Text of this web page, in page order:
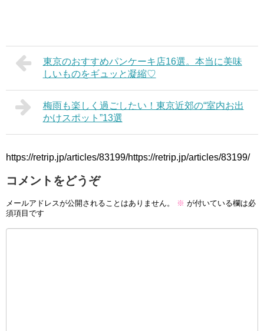
東京のおすすめパンケーキ店16選。本当に美味
しいものをギュッと凝縮♡
梅雨も楽しく過ごしたい！東京近郊の“室内お出
かけスポット”13選
https://retrip.jp/articles/83199/https://retrip.jp/articles/83199/
コメントをどうぞ
メールアドレスが公開されることはありません。 ※ が付いている欄は必
須項目です